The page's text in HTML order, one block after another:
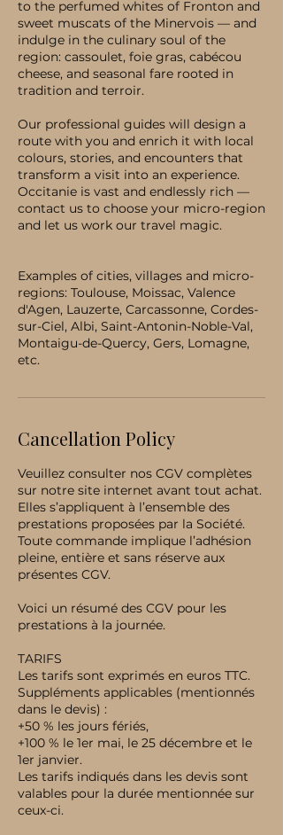
to the perfumed whites of Fronton and
sweet muscats of the Minervois — and
indulge in the culinary soul of the
region: cassoulet, foie gras, cabécou
cheese, and seasonal fare rooted in
tradition and terroir.
Our professional guides will design a
route with you and enrich it with local
colours, stories, and encounters that
transform a visit into an experience.
Occitanie is vast and endlessly rich —
contact us to choose your micro-region
and let us work our travel magic.
Examples of cities, villages and micro-
regions: Toulouse, Moissac, Valence
d'Agen, Lauzerte, Carcassonne, Cordes-
sur-Ciel, Albi, Saint-Antonin-Noble-Val,
Montaigu-de-Quercy, Gers, Lomagne,
etc.
Cancellation Policy
Veuillez consulter nos CGV complètes
sur notre site internet avant tout achat.
Elles s’appliquent à l’ensemble des
prestations proposées par la Société.
Toute commande implique l’adhésion
pleine, entière et sans réserve aux
présentes CGV.
Voici un résumé des CGV pour les
prestations à la journée.
TARIFS
Les tarifs sont exprimés en euros TTC.
Suppléments applicables (mentionnés
dans le devis) :
+50 % les jours fériés,
+100 % le 1er mai, le 25 décembre et le
1er janvier.
Les tarifs indiqués dans les devis sont
valables pour la durée mentionnée sur
ceux-ci.